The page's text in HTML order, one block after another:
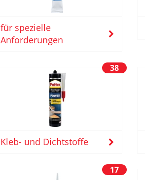
für spezielle
Anforderungen
38
Kleb- und Dichtstoffe
17